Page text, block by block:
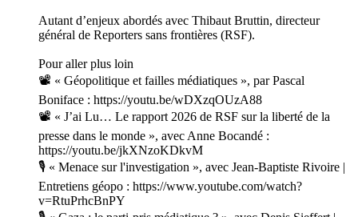
Autant d’enjeux abordés avec Thibaut Bruttin, directeur
général de Reporters sans frontières (RSF).
Pour aller plus loin
📽️ « Géopolitique et failles médiatiques », par Pascal
Boniface : https://youtu.be/wDXzqOUzA88
📽️ « J’ai Lu… Le rapport 2026 de RSF sur la liberté de la
presse dans le monde », avec Anne Bocandé :
https://youtu.be/jkXNzoKDkvM
🎙️ « Menace sur l'investigation », avec Jean-Baptiste Rivoire |
Entretiens géopo : https://www.youtube.com/watch?
v=RtuPrhcBnPY